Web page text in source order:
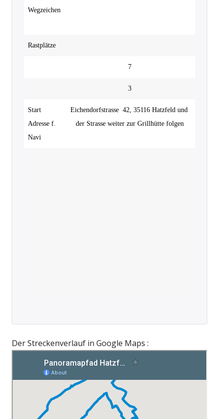
Wegzeichen
Rastplätze
7
3
Start
Adresse f.
Navi
Eichendorfstrasse  42, 35116 Hatzfeld und
der Strasse weiter zur Grillhütte folgen
Der Streckenverlauf in Google Maps :